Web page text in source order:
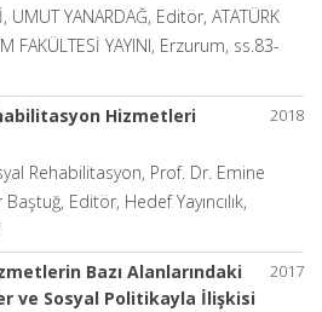
UMUT YANARDAĞ, Editör, ATATÜRK
FAKÜLTESİ YAYINI, Erzurum, ss.83-
2018
Hizmetleri
Rehabilitasyon, Prof. Dr. Emine
Editör, Hedef Yayıncılık,
2017
Bazı Alanlarındaki
ve Sosyal Politikayla İlişkisi